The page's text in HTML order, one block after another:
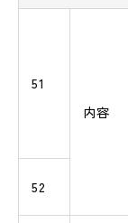
51
内容
52